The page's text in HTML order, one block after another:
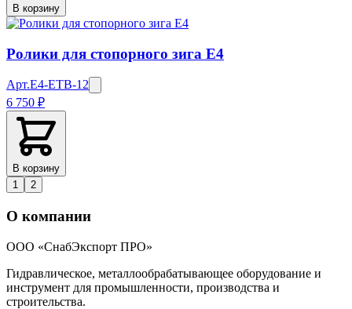
В корзину
Ролики для стопорного зига E4
Арт.E4-ETB-12
6 750 ₽
В корзину
1
2
О компании
ООО «СнабЭкспорт ПРО»
Гидравлическое, металлообрабатывающее оборудование и
инструмент для промышленности, производства и
строительства.